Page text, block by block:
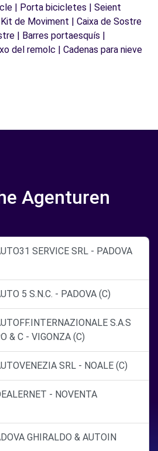
| Porta bicicletes | Seient
de Moviment | Caixa de Sostre
| Barres portaesquís |
del remolc | Cadenas para nieve
Agenturen
SERVICE SRL - PADOVA
5 S.N.C. - PADOVA (C)
S.A.S
& C - VIGONZA (C)
SRL - NOALE (C)
- NOVENTA
GHIRALDO & AUTOIN